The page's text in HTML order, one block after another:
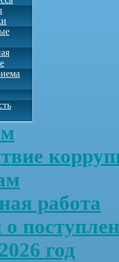
работа
год